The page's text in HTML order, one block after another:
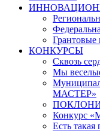
Грантовые
КОНКУРСЫ
Сквозь
Мы
МАСТЕР»
Конкурс
Есть